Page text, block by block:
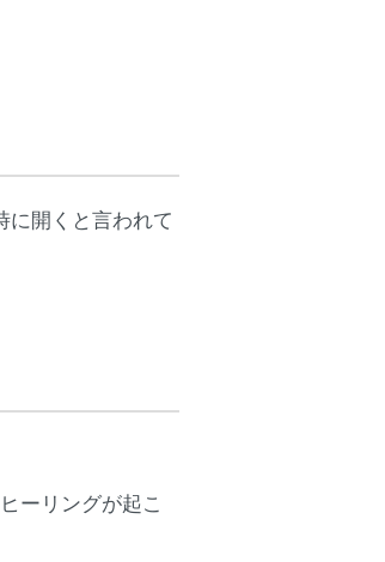
に開くと言われて
ーリングが起こ